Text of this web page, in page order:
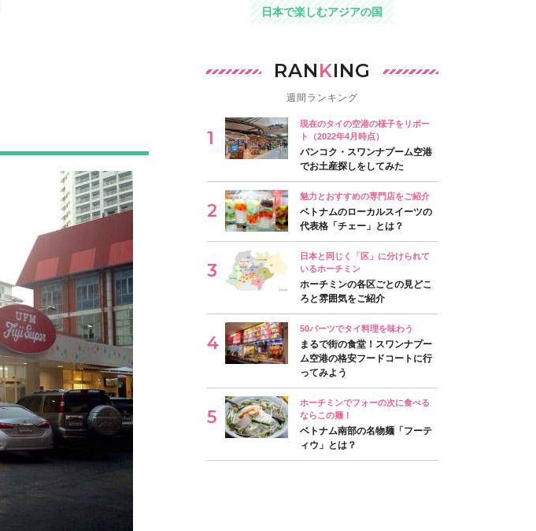
日本で楽しむアジアの国
RANKING
週間ランキング
現在のタイの空港の様子をリポー
ト（2022年4月時点）
バンコク・スワンナプーム空港
でお土産探しをしてみた
魅力とおすすめの専門店をご紹介
ベトナムのローカルスイーツの
代表格「チェー」とは？
日本と同じく「区」に分けられて
いるホーチミン
ホーチミンの各区ごとの見どこ
ろと雰囲気をご紹介
50バーツでタイ料理を味わう
まるで街の食堂！スワンナプー
ム空港の格安フードコートに行
ってみよう
ホーチミンでフォーの次に食べる
ならこの麺！
ベトナム南部の名物麺「フーテ
ィウ」とは？